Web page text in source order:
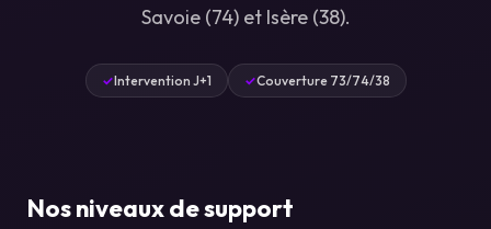
Savoie (74) et Isère (38).
Intervention J+1 Couverture 73/74/38
Nos niveaux de support